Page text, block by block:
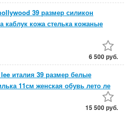
39 размер силикон
кожа стелька кожаные
6 500 руб.
италия 39 размер белые
11см женская обувь лето ле
15 500 руб.